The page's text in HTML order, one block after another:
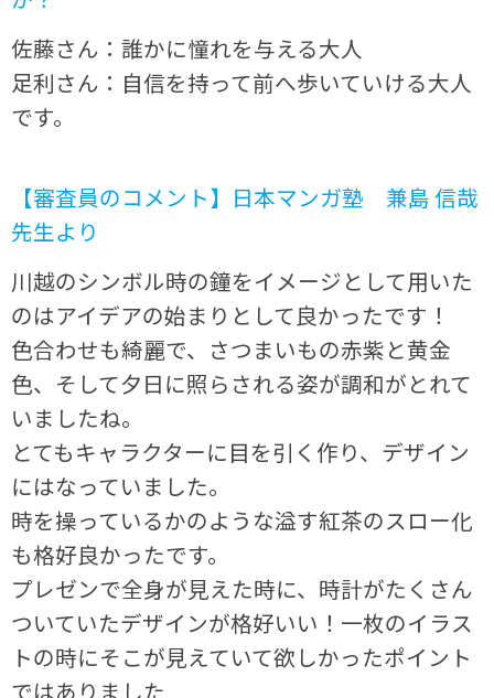
佐藤さん：誰かに憧れを与える大人
足利さん：自信を持って前へ歩いていける大人
です。
【審査員のコメント】日本マンガ塾 兼島 信哉
先生より
川越のシンボル時の鐘をイメージとして用いた
のはアイデアの始まりとして良かったです！
色合わせも綺麗で、さつまいもの赤紫と黄金
色、そして夕日に照らされる姿が調和がとれて
いましたね。
とてもキャラクターに目を引く作り、デザイン
にはなっていました。
時を操っているかのような溢す紅茶のスロー化
も格好良かったです。
プレゼンで全身が見えた時に、時計がたくさん
ついていたデザインが格好いい！一枚のイラス
トの時にそこが見えていて欲しかったポイント
ではありました